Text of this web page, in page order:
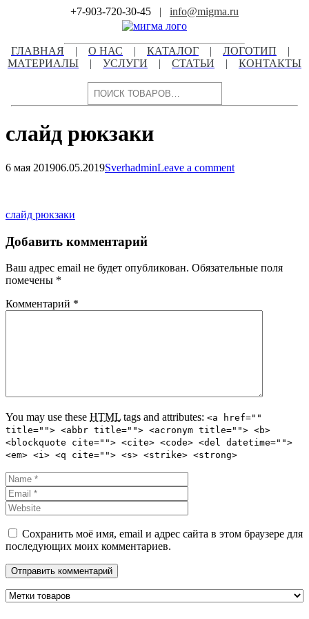
+7-903-720-30-45 | info@migma.ru
ГЛАВНАЯ | О НАС | КАТАЛОГ | ЛОГОТИП
|
МАТЕРИАЛЫ
| УСЛУГИ | СТАТЬИ | КОНТАКТЫ
Поиск
слайд рюкзаки
6 мая 201906.05.2019SverhadminLeave a comment
записям
Навигация
по
записям
слайд рюкзаки
Добавить комментарий
Ваш адрес email не будет опубликован. Обязательные поля
помечены *
Комментарий *
You may use these HTML tags and attributes: <a href=""
title=""> <abbr title=""> <acronym title=""> <b>
<blockquote cite=""> <cite> <code> <del datetime="">
<em> <i> <q cite=""> <s> <strike> <strong>
Сохранить моё имя, email и адрес сайта в этом браузере для
последующих моих комментариев.